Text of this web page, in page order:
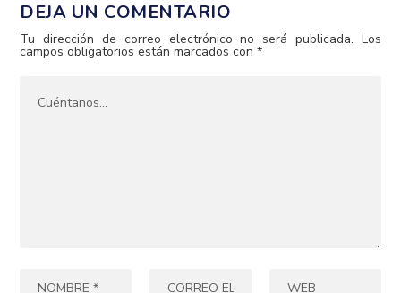
DEJA UN COMENTARIO
Tu dirección de correo electrónico no será publicada. Los
campos obligatorios están marcados con*